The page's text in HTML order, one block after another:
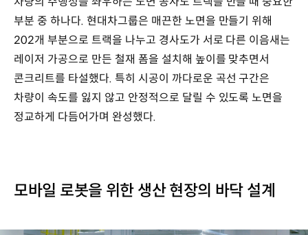
부분 중 하나다. 현대차그룹은 매끈한 노면을 만들기 위해
202개 부분으로 트랙을 나누고 경사도가 서로 다른 이음새는
레이저 가공으로 만든 철재 폼을 설치해 높이를 맞추면서
콘크리트를 타설했다. 특히 시공이 까다로운 곡선 구간은
차량이 속도를 잃지 않고 안정적으로 달릴 수 있도록 노면을
정교하게 다듬어가며 완성했다.
모바일 로봇을 위한 생산 현장의 바닥 설계